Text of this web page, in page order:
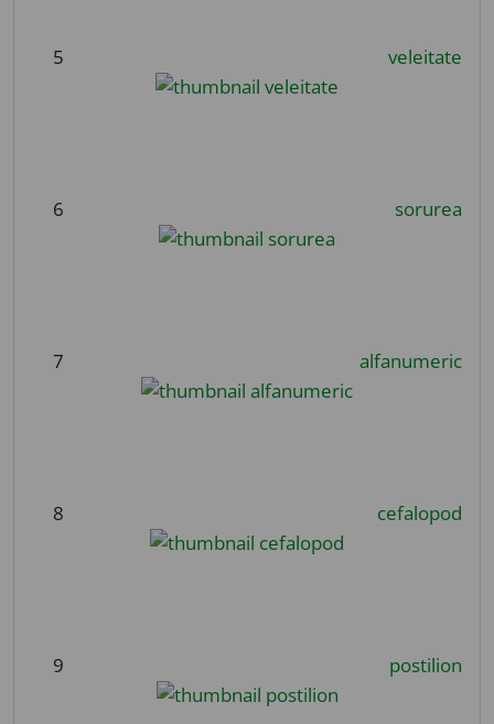
5 veleitate
6 sorurea
7 alfanumeric
8 cefalopod
9 postilion